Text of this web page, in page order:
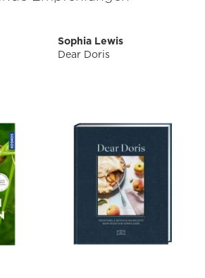
Sophia Lewis
Dear Doris